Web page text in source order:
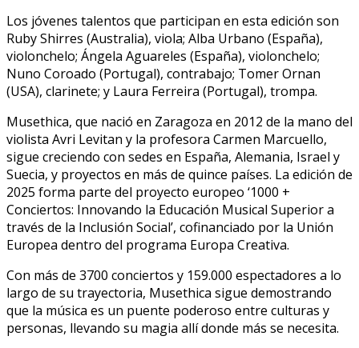
Los jóvenes talentos que participan en esta edición son
Ruby Shirres (Australia), viola; Alba Urbano (España),
violonchelo; Ángela Aguareles (España), violonchelo;
Nuno Coroado (Portugal), contrabajo; Tomer Ornan
(USA), clarinete; y Laura Ferreira (Portugal), trompa.
Musethica, que nació en Zaragoza en 2012 de la mano del
violista Avri Levitan y la profesora Carmen Marcuello,
sigue creciendo con sedes en España, Alemania, Israel y
Suecia, y proyectos en más de quince países. La edición de
2025 forma parte del proyecto europeo ‘1000 +
Conciertos: Innovando la Educación Musical Superior a
través de la Inclusión Social’, cofinanciado por la Unión
Europea dentro del programa Europa Creativa.
Con más de 3700 conciertos y 159.000 espectadores a lo
largo de su trayectoria, Musethica sigue demostrando
que la música es un puente poderoso entre culturas y
personas, llevando su magia allí donde más se necesita.